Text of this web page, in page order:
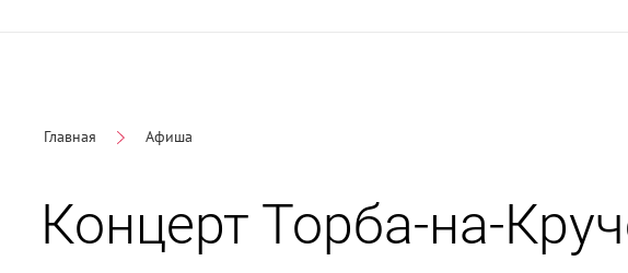
Главная Афиша
Концерт